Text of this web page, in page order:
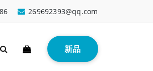
269692393@qq.com
新品